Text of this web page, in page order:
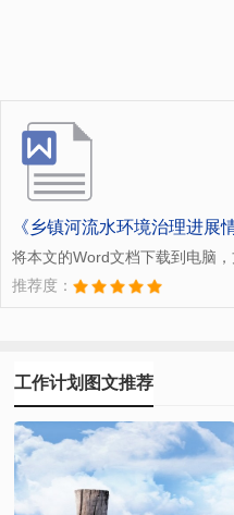
将本文的Word文档下载到电脑
推荐度：
工作计划图文推荐